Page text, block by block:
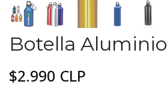
Botella Aluminio
$2.990 CLP